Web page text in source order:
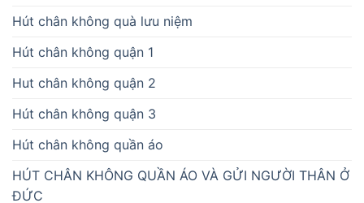
Hút chân không quà lưu niệm
Hút chân không quận 1
Hut chân không quận 2
Hút chân không quận 3
Hút chân không quần áo
HÚT CHÂN KHÔNG QUẦN ÁO VÀ GỬI NGƯỜI THÂN Ở
ĐỨC